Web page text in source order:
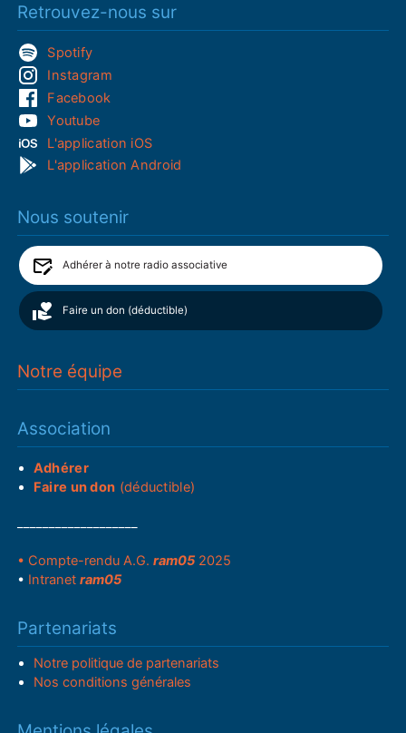
Retrouvez-nous sur
Spotify
Instagram
Facebook
Youtube
L'application iOS
L'application Android
Nous soutenir
Adhérer à notre radio associative
Faire un don (déductible)
Notre équipe
Association
Adhérer
Faire un don (déductible)
• Compte-rendu A.G.ram05 2025
• Intranetram05
Partenariats
Notre politique de partenariats
Nos conditions générales